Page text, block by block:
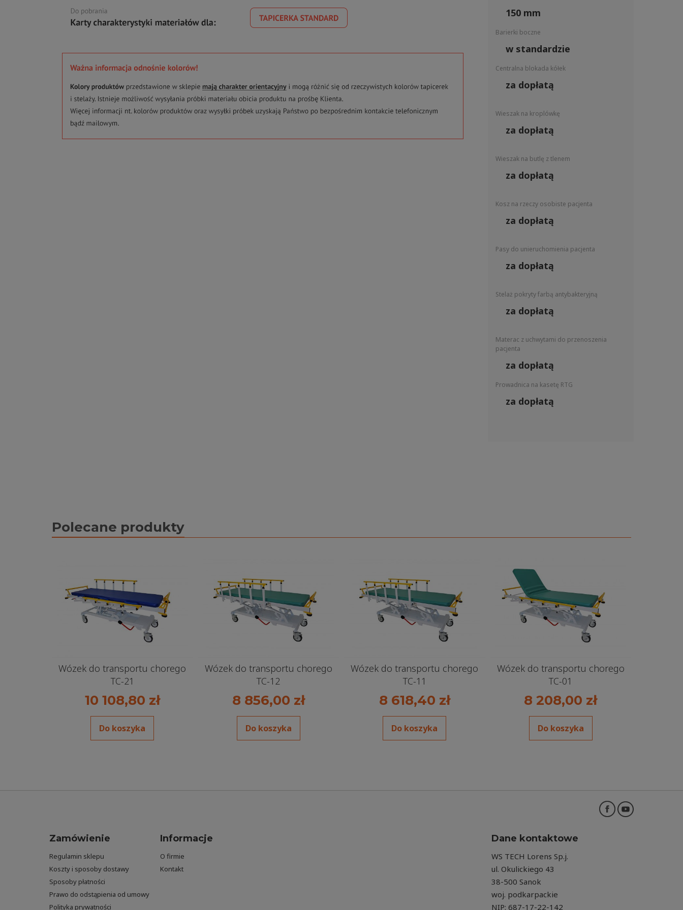
150 mm
Barierki boczne
w standardzie
Centralna blokada kółek
za dopłatą
Wieszak na kroplówkę
za dopłatą
Wieszak na butlę z tlenem
za dopłatą
Kosz na rzeczy osobiste pacjenta
za dopłatą
Pasy do unieruchomienia pacjenta
za dopłatą
Stelaż pokryty farbą antybakteryjną
za dopłatą
Materac z uchwytami do przenoszenia
pacjenta
za dopłatą
Prowadnica na kasetę RTG
za dopłatą
Polecane produkty
Wózek do transportu chorego
TC-21
10 108,80 zł
Do koszyka
Wózek do transportu chorego
TC-12
8 856,00 zł
Do koszyka
Wózek do transportu chorego
TC-11
8 618,40 zł
Do koszyka
Wózek do transportu chorego
TC-01
8 208,00 zł
Do koszyka
Zamówienie
Regulamin sklepu
Koszty i sposoby dostawy
Sposoby płatności
Prawo do odstąpienia od umowy
Polityka prywatności
Informacje
O firmie
Kontakt
Dane kontaktowe
WS TECH Lorens Sp.j.
ul. Okulickiego 43
38-500 Sanok
woj. podkarpackie
NIP: 687-17-22-142